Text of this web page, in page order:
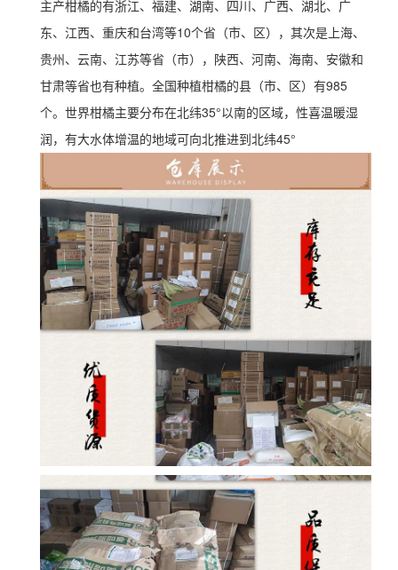
主产柑橘的有浙江、福建、湖南、四川、广西、湖北、广
东、江西、重庆和台湾等10个省（市、区），其次是上海、
贵州、云南、江苏等省（市），陕西、河南、海南、安徽和
甘肃等省也有种植。全国种植柑橘的县（市、区）有985
个。世界柑橘主要分布在北纬35°以南的区域，性喜温暖湿
润，有大水体增温的地域可向北推进到北纬45°